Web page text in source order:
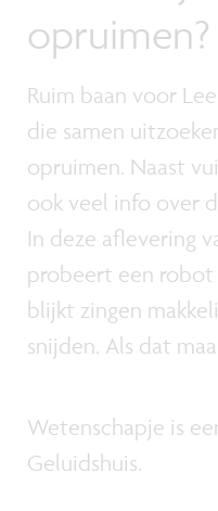
opruimen?
Ruim baan voor
die samen
opruimen. Naast
ook veel info over
In deze aflevering
probeert een
blijkt zingen
snijden. Als dat
Wetenschapje is
Geluidshuis.